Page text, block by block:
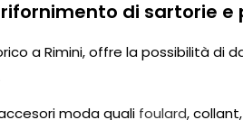
di sartorie e
a Rimini, offre la possibilità
moda quali foulard,